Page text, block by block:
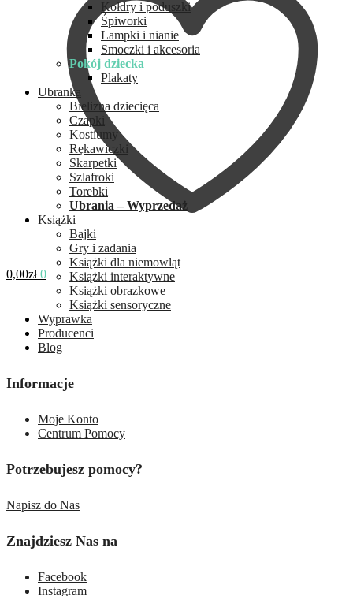
0,00zł 0
Kołdry i poduszki
Śpiworki
Lampki i nianie
Smoczki i akcesoria
Pokój dziecka
Plakaty
Ubranka
Bielizna dziecięca
Czapki
Kostiumy
Rękawiczki
Skarpetki
Szlafroki
Torebki
Ubrania – Wyprzedaż
Książki
Bajki
Gry i zadania
Książki dla niemowląt
Książki interaktywne
Książki obrazkowe
Książki sensoryczne
Wyprawka
Producenci
Blog
Informacje
Moje Konto
Centrum Pomocy
Potrzebujesz pomocy?
Napisz do Nas
Znajdziesz Nas na
Facebook
Instagram